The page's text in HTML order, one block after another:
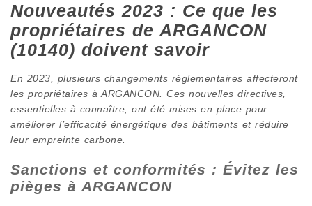
Nouveautés 2023 : Ce que les
propriétaires de ARGANCON
(10140) doivent savoir
En 2023, plusieurs changements réglementaires affecteront
les propriétaires à ARGANCON. Ces nouvelles directives,
essentielles à connaître, ont été mises en place pour
améliorer l’efficacité énergétique des bâtiments et réduire
leur empreinte carbone.
Sanctions et conformités : Évitez les
pièges à ARGANCON